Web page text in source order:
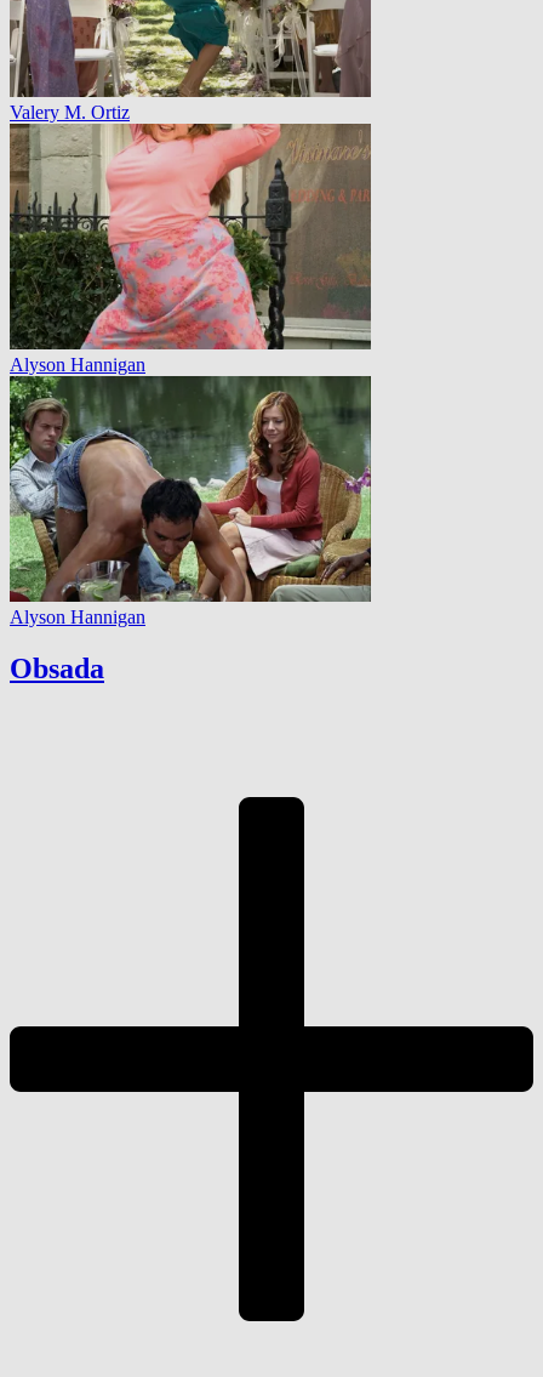
Valery M. Ortiz
Alyson Hannigan
Alyson Hannigan
Obsada